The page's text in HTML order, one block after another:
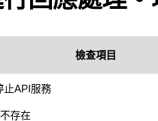
檢查項目
止API服務
存在